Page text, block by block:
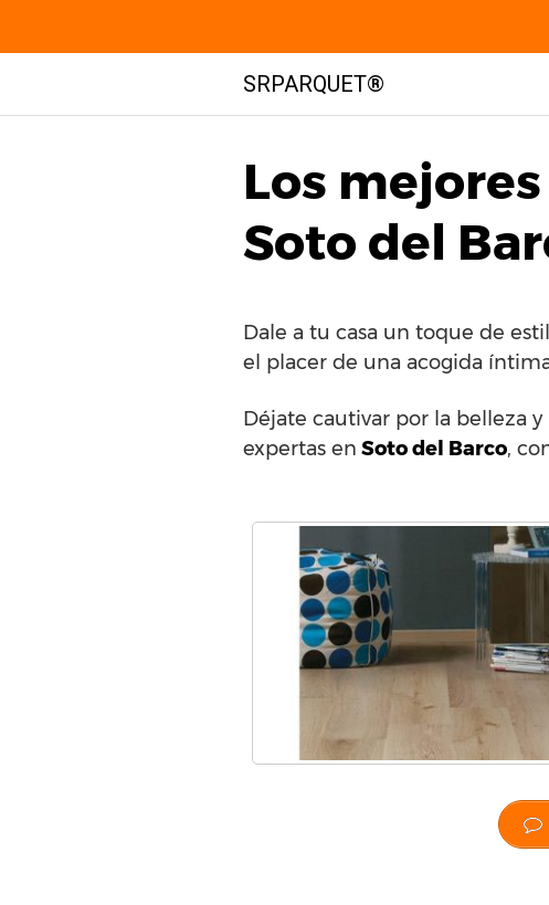
contenido
SRPARQUET®
Los
Soto del
Dale a tu casa un toque de
el placer de una acogida
Déjate cautivar por la belleza
expertas en Soto del Barco,